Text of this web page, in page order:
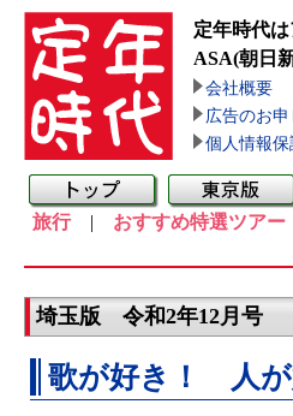
定年時代
ASA(朝日
会社概要
広告のお
個人情報
旅行| おすすめ特選ツアー
埼玉版 令和2年12月号
歌が好き！ 人が